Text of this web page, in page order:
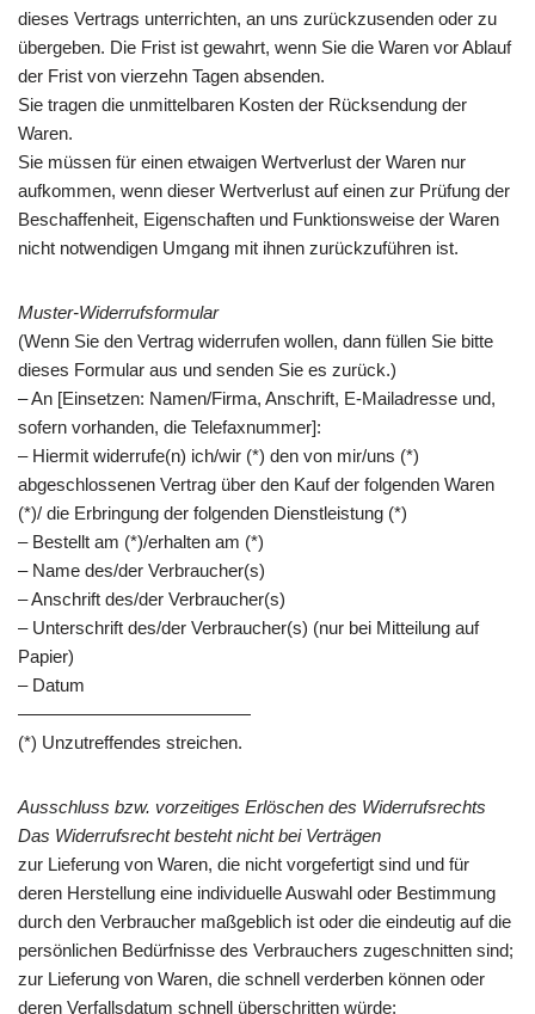
dieses Vertrags unterrichten, an uns zurückzusenden oder zu
übergeben. Die Frist ist gewahrt, wenn Sie die Waren vor Ablauf
der Frist von vierzehn Tagen absenden.
Sie tragen die unmittelbaren Kosten der Rücksendung der
Waren.
Sie müssen für einen etwaigen Wertverlust der Waren nur
aufkommen, wenn dieser Wertverlust auf einen zur Prüfung der
Beschaffenheit, Eigenschaften und Funktionsweise der Waren
nicht notwendigen Umgang mit ihnen zurückzuführen ist.
Muster-Widerrufsformular
(Wenn Sie den Vertrag widerrufen wollen, dann füllen Sie bitte
dieses Formular aus und senden Sie es zurück.)
– An [Einsetzen: Namen/Firma, Anschrift, E-Mailadresse und,
sofern vorhanden, die Telefaxnummer]:
– Hiermit widerrufe(n) ich/wir (*) den von mir/uns (*)
abgeschlossenen Vertrag über den Kauf der folgenden Waren
(*)/ die Erbringung der folgenden Dienstleistung (*)
– Bestellt am (*)/erhalten am (*)
– Name des/der Verbraucher(s)
– Anschrift des/der Verbraucher(s)
– Unterschrift des/der Verbraucher(s) (nur bei Mitteilung auf
Papier)
– Datum
—————————————
(*) Unzutreffendes streichen.
Ausschluss bzw. vorzeitiges Erlöschen des Widerrufsrechts
Das Widerrufsrecht besteht nicht bei Verträgen
zur Lieferung von Waren, die nicht vorgefertigt sind und für
deren Herstellung eine individuelle Auswahl oder Bestimmung
durch den Verbraucher maßgeblich ist oder die eindeutig auf die
persönlichen Bedürfnisse des Verbrauchers zugeschnitten sind;
zur Lieferung von Waren, die schnell verderben können oder
deren Verfallsdatum schnell überschritten würde;